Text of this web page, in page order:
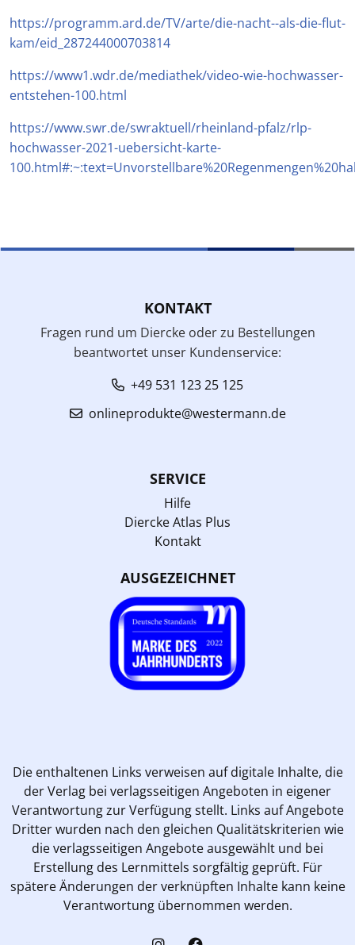
https://programm.ard.de/TV/arte/die-nacht--als-die-flut-
kam/eid_287244000703814
https://www1.wdr.de/mediathek/video-wie-hochwasser-
entstehen-100.html
https://www.swr.de/swraktuell/rheinland-pfalz/rlp-
hochwasser-2021-uebersicht-karte-
KONTAKT
Fragen rund um Diercke oder zu Bestellungen
beantwortet unser Kundenservice:
+49 531 123 25 125
onlineprodukte@westermann.de
SERVICE
Hilfe
Diercke Atlas Plus
Kontakt
AUSGEZEICHNET
Die enthaltenen Links verweisen auf digitale Inhalte, die
der Verlag bei verlagsseitigen Angeboten in eigener
Verantwortung zur Verfügung stellt. Links auf Angebote
Dritter wurden nach den gleichen Qualitätskriterien wie
die verlagsseitigen Angebote ausgewählt und bei
Erstellung des Lernmittels sorgfältig geprüft. Für
spätere Änderungen der verknüpften Inhalte kann keine
Verantwortung übernommen werden.